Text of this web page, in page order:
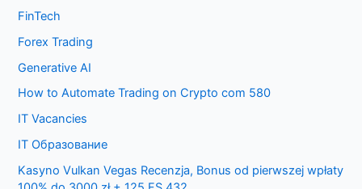
FinTech
Forex Trading
Generative AI
How to Automate Trading on Crypto com 580
IT Vacancies
IT Образование
Kasyno Vulkan Vegas Recenzja, Bonus od pierwszej wpłaty